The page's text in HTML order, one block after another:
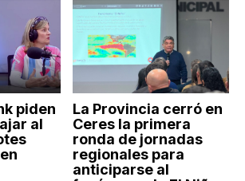
piden
al
La Provincia cerró en
Ceres la primera
ronda de jornadas
regionales para
anticiparse al